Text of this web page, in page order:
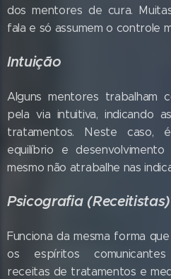
dos mentores de cura.
fala e só assumem o controle
Intuição
Alguns mentores trabalham
pela via intuitiva, indicando
tratamentos. Neste caso,
equilíbrio e
mesmo não atrabalhe nas
Psicografia (Receitistas)
Funciona da mesma forma
os espíritos
receitas de tratamentos e